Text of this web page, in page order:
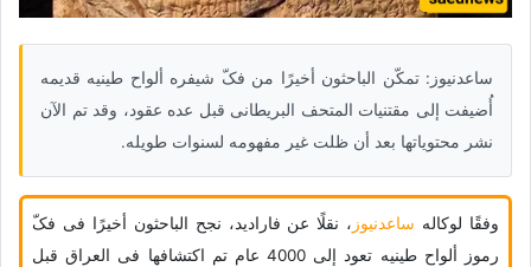
ساعدنیوز: تمکّن الباحثون أخیرًا من فکّ شیفره ألواح طینیه قدیمه
أُضیفت إلى مقتنیات المتحف البریطانی قبل عده عقود، وقد تم الآن
نشر محتویاتها بعد أن ظلت غیر مفهومه لسنوات طویله.
وفقًا لوکاله ساعدنیوز ، نقلًا عن فارادید، نجح الباحثون أخیرًا فی فکّ
رموز ألواح طینیه تعود إلى 4000 عام تم اکتشافها فی العراق قبل